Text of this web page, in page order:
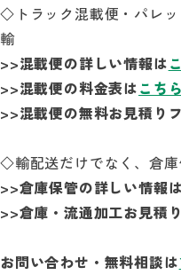
◇トラック混載便・パレ
輸
>>混載便の詳しい情報は
>>混載便の料金表はこちら
>>混載便の無料お見積り
◇輸配送だけでなく、倉
>>倉庫保管の詳しい情報は
>>倉庫・流通加工お見積
お問い合わせ・無料相談は